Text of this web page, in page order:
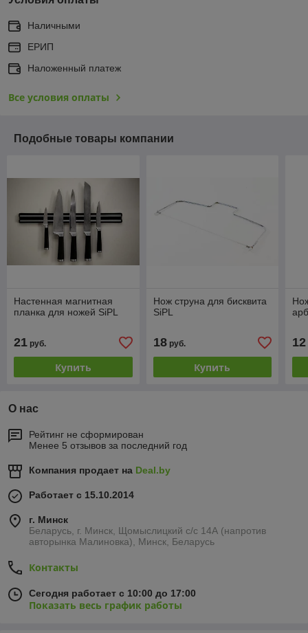
Наличными
ЕРИП
Наложенный платеж
Все условия оплаты
Подобные товары компании
Настенная магнитная
планка для ножей SiPL
21 руб.
Купить
Нож струна для бисквита
SiPL
18руб.
Купить
12
О нас
Рейтинг не сформирован
Менее 5 отзывов за последний год
Компания продает на Deal.by
Работает с 15.10.2014
г. Минск
Беларусь, г. Минск, Щомыслицкий с/с 14А (напротив
авторынка Малиновка), Минск, Беларусь
Контакты
Сегодня работает с 10:00 до 17:00
Показать весь график работы